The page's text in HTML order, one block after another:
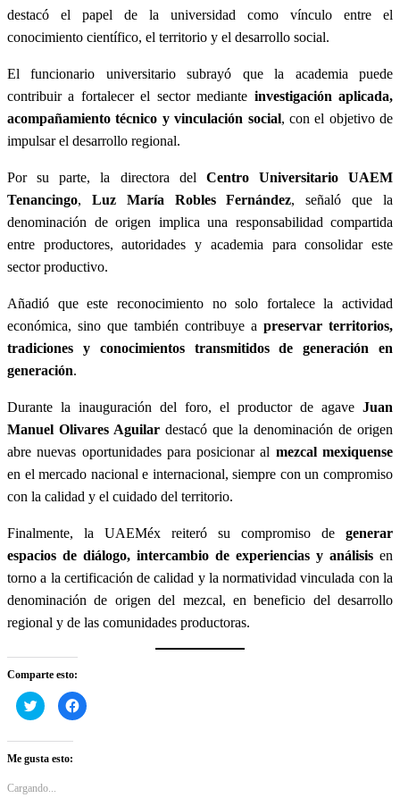
destacó el papel de la universidad como vínculo entre el
conocimiento científico, el territorio y el desarrollo social.
El funcionario universitario subrayó que la academia puede
contribuir a fortalecer el sector mediante investigación aplicada,
acompañamiento técnico y vinculación social, con el objetivo de
impulsar el desarrollo regional.
Por su parte, la directora del Centro Universitario UAEM
Tenancingo, Luz María Robles Fernández, señaló que la
denominación de origen implica una responsabilidad compartida
entre productores, autoridades y academia para consolidar este
sector productivo.
Añadió que este reconocimiento no solo fortalece la actividad
económica, sino que también contribuye a preservar territorios,
tradiciones y conocimientos transmitidos de generación en
generación.
Durante la inauguración del foro, el productor de agave Juan
Manuel Olivares Aguilar destacó que la denominación de origen
abre nuevas oportunidades para posicionar al mezcal mexiquense
en el mercado nacional e internacional, siempre con un compromiso
con la calidad y el cuidado del territorio.
Finalmente, la UAEMéx reiteró su compromiso de generar
espacios de diálogo, intercambio de experiencias y análisis en
torno a la certificación de calidad y la normatividad vinculada con la
denominación de origen del mezcal, en beneficio del desarrollo
regional y de las comunidades productoras.
Comparte esto:
Haz
clic
en
Twitter
(Se
en
Haz
clic
Me gusta esto:
Cargando...